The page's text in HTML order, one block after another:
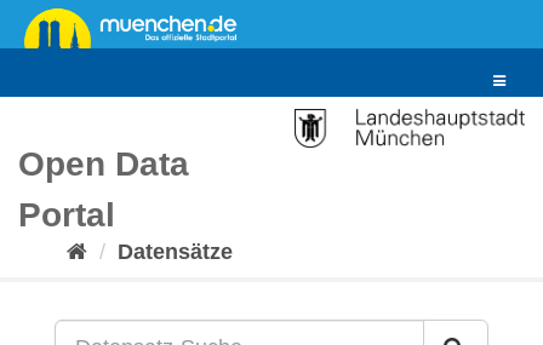
Überspringen
zum
Toggle
Open Data
Portal
Datensätze